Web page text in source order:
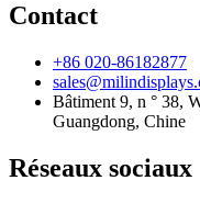
Contact
+86 020-86182877
Bâtiment 9, n ° 38,
Guangdong, Chine
Réseaux sociaux